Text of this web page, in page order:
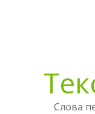
Слова